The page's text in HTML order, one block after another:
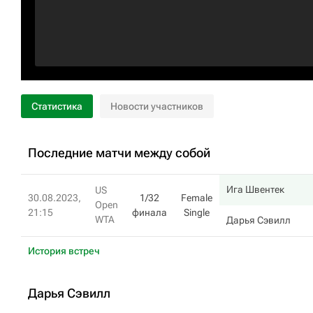
Статистика Новости участников
Последние матчи между собой
30.08.2023,
21:15
US
Open
WTA
1/32
финала
Female
Single
Ига Швентек
Дарья Сэвилл
История встреч
Дарья Сэвилл